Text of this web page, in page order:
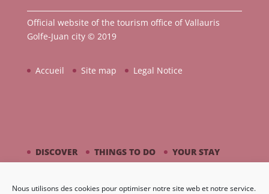
Nous utilisons des cookies pour optimiser notre site web et notre service.
Official website of the tourism office of Vallauris
Golfe-Juan city © 2019
Accueil Site map Legal Notice
DISCOVER THINGS TO DO
YOUR STAY